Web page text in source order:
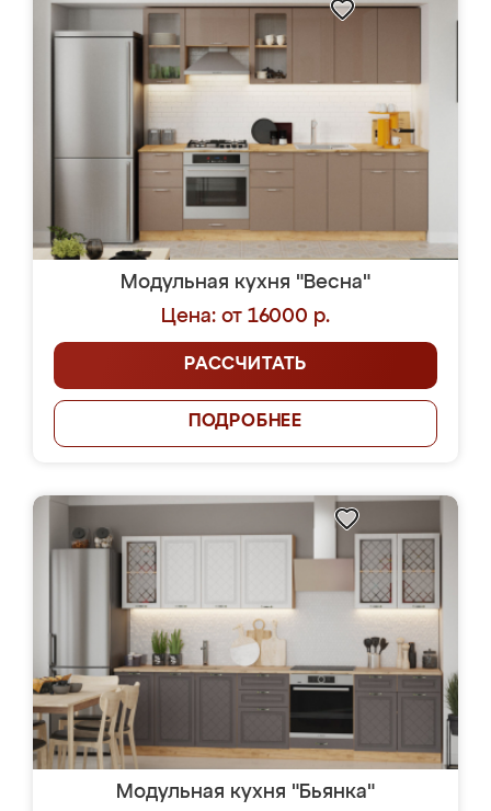
Модульная кухня "Весна"
Цена: от 16000 р.
РАССЧИТАТЬ
ПОДРОБНЕЕ
Модульная кухня "Бьянка"